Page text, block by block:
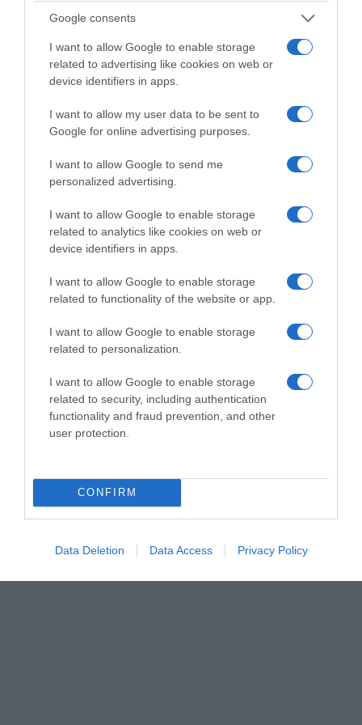
Google consents
I want to allow Google to enable storage
related to advertising like cookies on web or
device identifiers in apps.
I want to allow my user data to be sent to
Google for online advertising purposes.
I want to allow Google to send me
personalized advertising.
I want to allow Google to enable storage
related to analytics like cookies on web or
device identifiers in apps.
I want to allow Google to enable storage
related to functionality of the website or app.
I want to allow Google to enable storage
related to personalization.
I want to allow Google to enable storage
related to security, including authentication
functionality and fraud prevention, and other
user protection.
CONFIRM
Data Deletion Data Access Privacy Policy
© AOP Raisin de Table | Crédit Photo : © StockFood_Bauer Syndication
Tous droits de reproduction réservés
Mots-clés AOP Raisin de Table Fromage de Chèvre Lard
Raisins de Nos Régions
Pinterest Partager par Email
ÇA PEUT AUSSI VOUS INTÉRESSER